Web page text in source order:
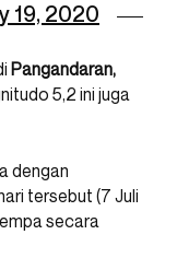
19, 2020
Pangandaran,
5,2 ini juga
dengan
tersebut (7 Juli
secara